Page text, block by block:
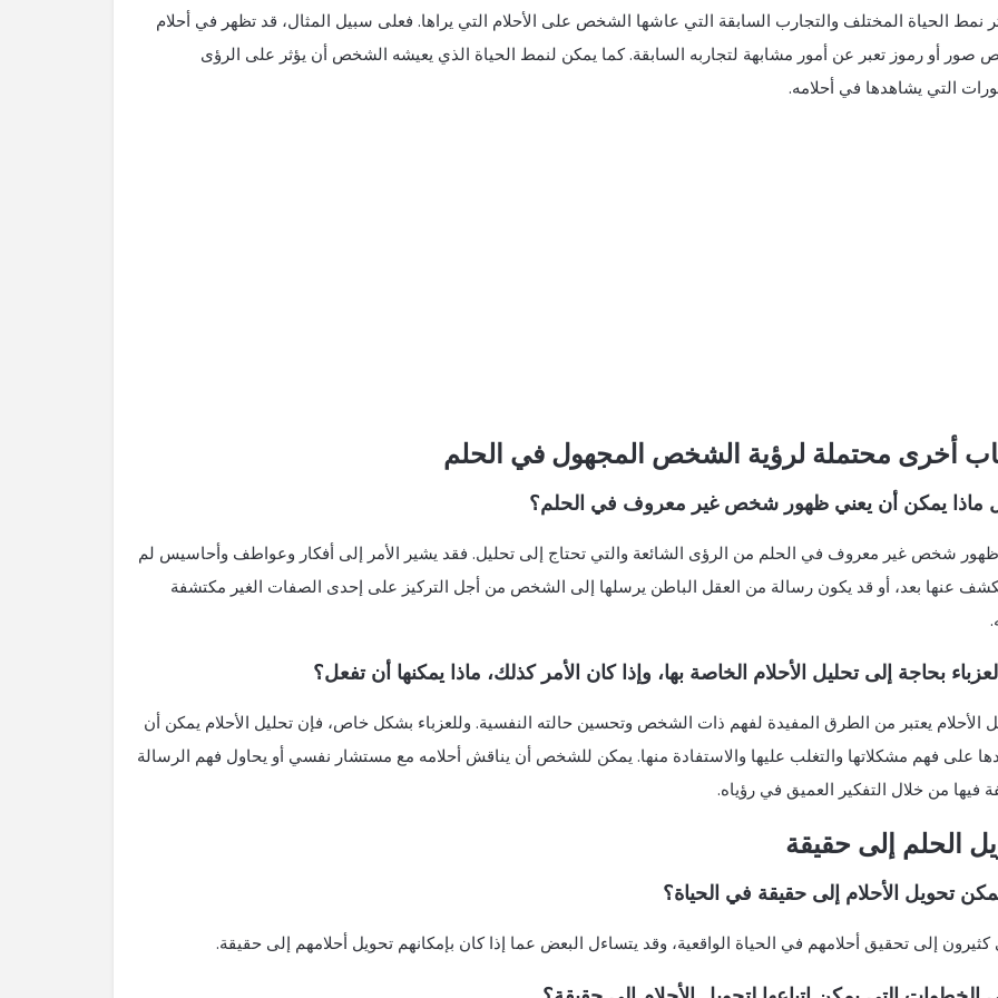
نمط الحياة المختلف والتجارب السابقة التي عاشها الشخص على الأحلام التي يراها. فعلى سبيل المثال، قد تظهر في أحلام
صور أو رموز تعبر عن أمور مشابهة لتجاربه السابقة. كما يمكن لنمط الحياة الذي يعيشه الشخص أن يؤثر على الرؤى
التي يشاهدها في أحلامه.
أخرى محتملة لرؤية الشخص المجهول في الحلم
ماذا يمكن أن يعني ظهور شخص غير معروف في الحلم؟
ظهور شخص غير معروف في الحلم من الرؤى الشائعة والتي تحتاج إلى تحليل. فقد يشير الأمر إلى أفكار وعواطف وأحاسيس لم
عنها بعد، أو قد يكون رسالة من العقل الباطن يرسلها إلى الشخص من أجل التركيز على إحدى الصفات الغير مكتشفة
بحاجة إلى تحليل الأحلام الخاصة بها، وإذا كان الأمر كذلك، ماذا يمكنها أن تفعل؟
الأحلام يعتبر من الطرق المفيدة لفهم ذات الشخص وتحسين حالته النفسية. وللعزباء بشكل خاص، فإن تحليل الأحلام يمكن أن
على فهم مشكلاتها والتغلب عليها والاستفادة منها. يمكن للشخص أن يناقش أحلامه مع مستشار نفسي أو يحاول فهم الرسالة
فيها من خلال التفكير العميق في رؤياه.
الحلم إلى حقيقة
تحويل الأحلام إلى حقيقة في الحياة؟
إلى تحقيق أحلامهم في الحياة الواقعية، وقد يتساءل البعض عما إذا كان بإمكانهم تحويل أحلامهم إلى حقيقة.